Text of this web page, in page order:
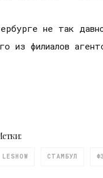
не так
из филиалов
LESHOW СТАМБУЛ